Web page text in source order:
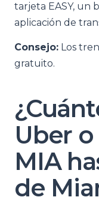
tarjeta EASY, un
aplicación de
Consejo: Los
gratuito.
Uber
MIA
de